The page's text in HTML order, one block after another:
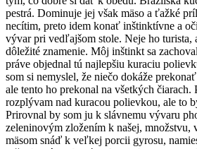
pestrá. Dominuje jej však mäso a ťažké
necítim, preto idem konať inštinktívne a
vývar pri vedľajšom stole. Neje ho turista,
dôležité znamenie. Môj inštinkt sa
práve objednal tú najlepšiu kuraciu
som si nemyslel, že niečo dokáže
ale tento ho prekonal na všetkých čiarach.
rozplývam nad kuracou polievkou, ale to
Prirovnal by som ju k slávnemu vývaru
zeleninovým zložením k našej,
mäsom snáď k veľkej porcii gyrosu,